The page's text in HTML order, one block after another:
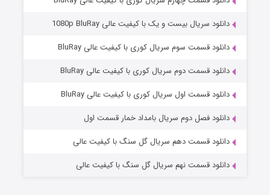
مردگان متحرک: شهر مرده ۳
قسمت۲ (زیرنویس) منتشر شد
دانلود سریال بیست و یک با کیفیت عالی 1080p BluRay
دانلود قسمت سوم سریال کوری با کیفیت عالی BluRay
دانلود قسمت دوم سریال کوری با کیفیت عالی BluRay
دانلود قسمت اول سریال کوری با کیفیت عالی BluRay
دانلود فصل دوم سریال بامداد خمار قسمت اول
دانلود قسمت دهم سریال گل سنگ با کیفیت عالی
دانلود قسمت نهم سریال گل سنگ با کیفیت عالی